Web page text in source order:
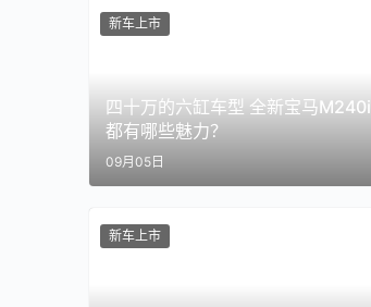
四十万的六缸车型 全新宝马M240i
都有哪些魅力？
09月05日
新车上市
新车上市